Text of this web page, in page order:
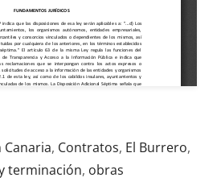
Canaria, Contratos, El Burrero,
terminación, obras